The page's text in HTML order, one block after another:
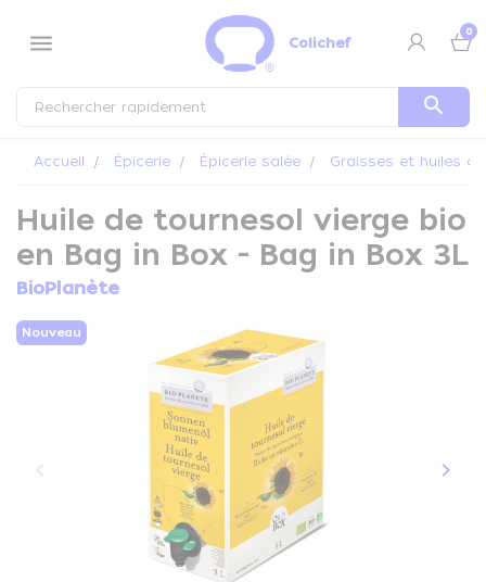
menu Colichef
0
search
Accueil Épicerie Épicerie salée Graisses et huiles
Huile de tournesol vierge bio
en Bag in Box - Bag in Box 3L
BioPlanète
Nouveau
Précédent
keyboard_arrow_left keyboard_arrow_right